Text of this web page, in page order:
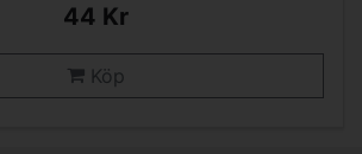
44 Kr
Köp